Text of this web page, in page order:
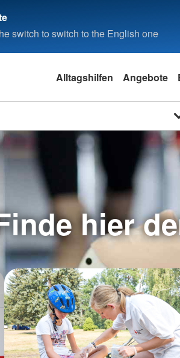
switch to switch to the English one
Alltagshilfen Angebote
hier